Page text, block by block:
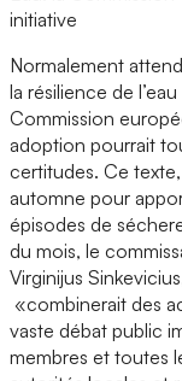
initiative
Normalement
la résilience de
Commission
adoption pourrait
certitudes. Ce
automne pour
épisodes de
du mois, le
Virginijus
«combinerait des
vaste débat public
membres et toutes